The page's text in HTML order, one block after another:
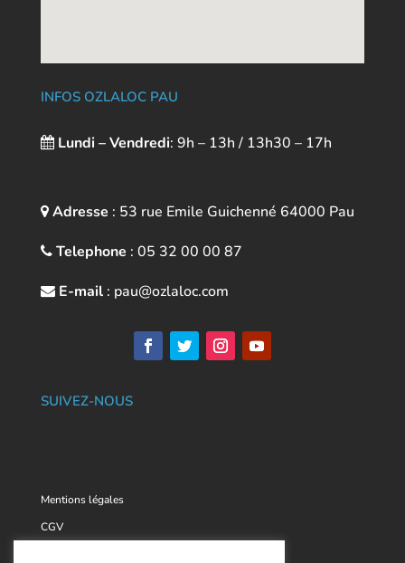
INFOS OZLALOC PAU
Lundi – Vendredi: 9h – 13h / 13h30 – 17h
Adresse : 53 rue Emile Guichenné 64000 Pau
Telephone : 05 32 00 00 87
E-mail: pau@ozlaloc.com
SUIVEZ-NOUS
Mentions légales
CGV